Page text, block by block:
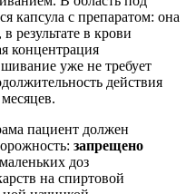
капсула с препаратом: она
в результате в крови
концентрация
уже не требует
действия
пациент должен
запрещено
доз
на спиртовой